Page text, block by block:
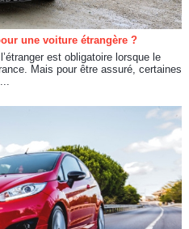
une voiture étrangère ?
est obligatoire lorsque le
Mais pour être assuré, certaines